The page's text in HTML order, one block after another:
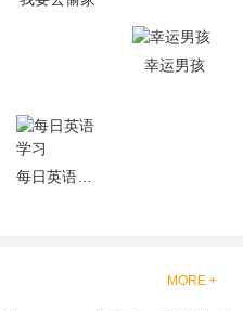
就是收集了一些有意思的拳击游
戏，相信你们一定会喜欢的。
幸运男孩
每日英语学习
MORE +